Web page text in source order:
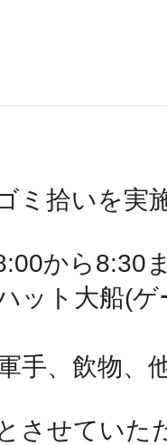
ピー
ミ拾いを実
から8:30
ット大船(
手、飲物、
させていた
智頭
鴻巣